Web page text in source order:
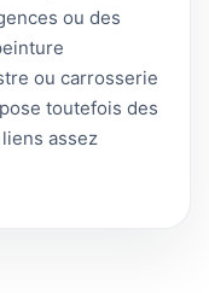
ou des
ou carrosserie
toutefois des
assez